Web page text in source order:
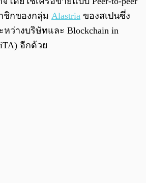
ชิกของกลุ่ม Alastria ของสเปนซึ่ง
ว่างบริษัทและ Blockchain in
อีกด้วย